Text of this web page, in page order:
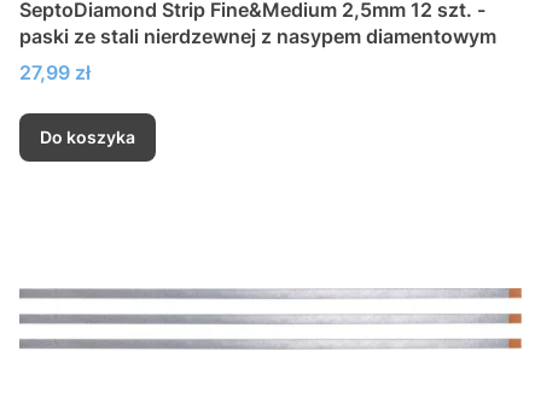
SeptoDiamond Strip Fine&Medium 2,5mm 12 szt. -
paski ze stali nierdzewnej z nasypem diamentowym
Cena
27,99 zł
Do koszyka